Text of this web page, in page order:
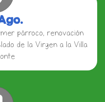
párroco, renovación
de la Virgen a la Villa